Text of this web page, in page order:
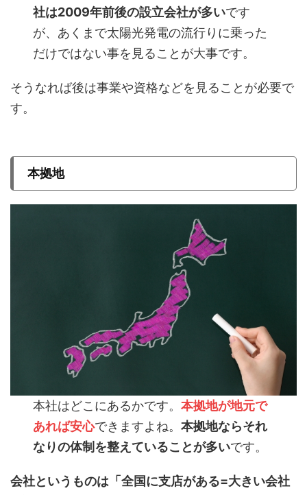
社は2009年前後の設立会社が多いです
が、あくまで太陽光発電の流行りに乗った
だけではない事を見ることが大事です。
そうなれば後は事業や資格などを見ることが必要で
す。
本拠地
本社はどこにあるかです。本拠地が地元で
あれば安心できますよね。本拠地ならそれ
なりの体制を整えていることが多いです。
会社というものは「全国に支店がある=大きい会社